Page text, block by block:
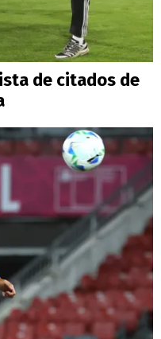
de citados de